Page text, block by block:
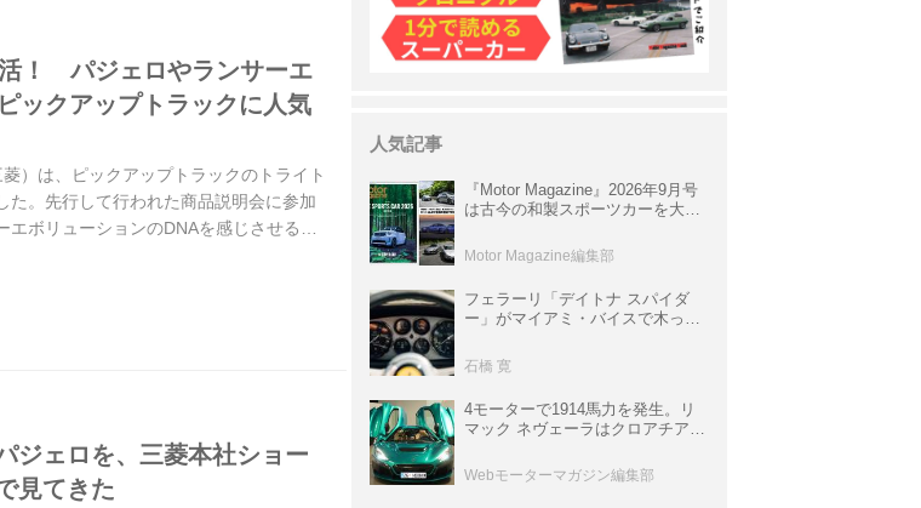
！ パジェロやランサーエ
ックアップトラックに人気
）は、ピックアップトラックのトライト
た。先行して行われた商品説明会に参加
ボリューションのDNAを感じさせる技
ジェロを、三菱本社ショー
見てきた
人気記事
『Motor Magazine』2026年9月号
は古今の和製スポーツカーを大特
情報も満載
Motor Magazine編集部
フェラーリ「デイトナ スパイダ
ー」がマイアミ・バイスで木っ端
サ」に化けた理由
石橋 寛
4モーターで1914馬力を発生。リ
マック ネヴェーラはクロアチア発
ロニクル・完全版／115】
Webモーターマガジン編集部